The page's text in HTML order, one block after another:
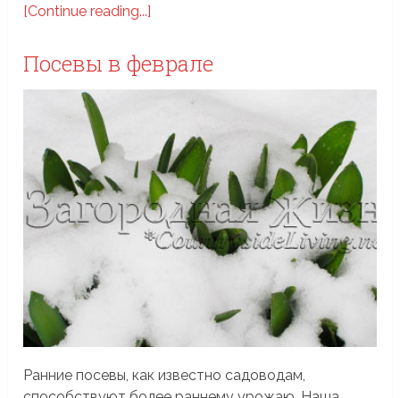
[Continue reading...]
Посевы в феврале
Ранние посевы, как известно садоводам,